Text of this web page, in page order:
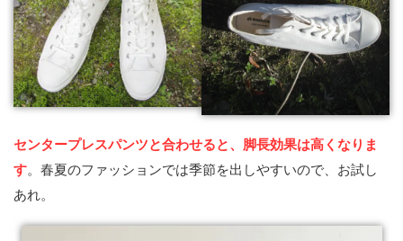
センタープレスパンツと合わせると、脚長効果は高くなりま
す。春夏のファッションでは季節を出しやすいので、お試し
あれ。